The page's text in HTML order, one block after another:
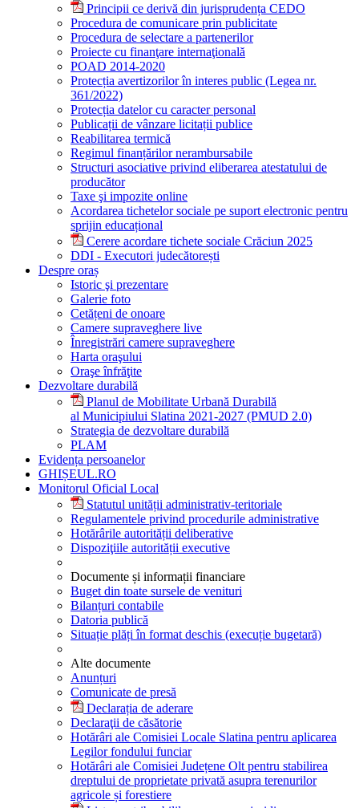
Principii ce derivă din jurisprudența CEDO
Procedura de comunicare prin publicitate
Procedura de selectare a partenerilor
Proiecte cu finanţare internaţională
POAD 2014-2020
Protecția avertizorilor în interes public (Legea nr.
361/2022)
Protecția datelor cu caracter personal
Publicații de vânzare licitații publice
Reabilitarea termică
Regimul finanțărilor nerambursabile
Structuri asociative privind eliberarea atestatului de
producător
Taxe şi impozite online
Acordarea tichetelor sociale pe suport electronic pentru
sprijin educațional
Cerere acordare tichete sociale Crăciun 2025
DDI - Executori judecătorești
Despre oraș
Istoric şi prezentare
Galerie foto
Cetățeni de onoare
Camere supraveghere live
Înregistrări camere supraveghere
Harta oraşului
Oraşe înfrăţite
Dezvoltare durabilă
Planul de Mobilitate Urbană Durabilă
al Municipiului Slatina 2021-2027 (PMUD 2.0)
Strategia de dezvoltare durabilă
PLAM
Evidența persoanelor
GHIȘEUL.RO
Monitorul Oficial Local
Statutul unității administrativ-teritoriale
Regulamentele privind procedurile administrative
Hotărârile autorității deliberative
Dispoziţiile autorității executive
Documente și informații financiare
Buget din toate sursele de venituri
Bilanțuri contabile
Datoria publică
Situație plăți în format deschis (execuție bugetară)
Alte documente
Anunțuri
Comunicate de presă
Declarația de aderare
Declaraţii de căsătorie
Hotărâri ale Comisiei Locale Slatina pentru aplicarea
Legilor fondului funciar
Hotărâri ale Comisiei Județene Olt pentru stabilirea
dreptului de proprietate privată asupra terenurilor
agricole și forestiere